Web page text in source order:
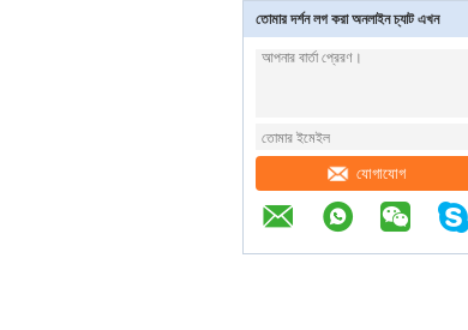
তোমার দর্শন লগ করা অনলাইন চ্যাট এখন
যোগাযোগ